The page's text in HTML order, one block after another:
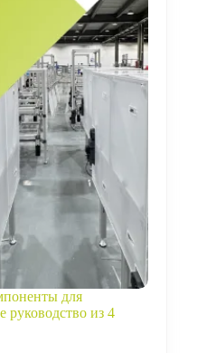
для
руководство из 4